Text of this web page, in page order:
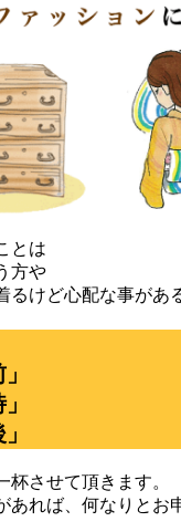
とは
方や
るけど心配な事があ
させて頂きます。
あれば、何なりとお